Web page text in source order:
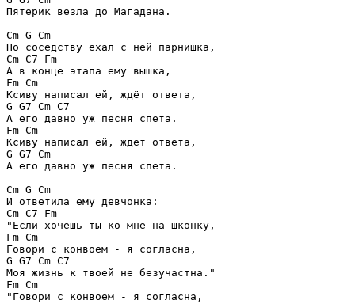
Пятерик везла до Магадана.
Cm G Cm
По соседству ехал с ней парнишка,
Cm C7 Fm
А в конце этапа ему вышка,
Fm Cm
Ксиву написал ей, ждёт ответа,
G G7 Cm C7
А его давно уж песня спета.
Fm Cm
Ксиву написал ей, ждёт ответа,
G G7 Cm
А его давно уж песня спета.
Cm G Cm
И ответила ему девчонка:
Cm C7 Fm
"Если хочешь ты ко мне на шконку,
Fm Cm
Говори с конвоем - я согласна,
G G7 Cm C7
Моя жизнь к твоей не безучастна."
Fm Cm
"Говори с конвоем - я согласна,